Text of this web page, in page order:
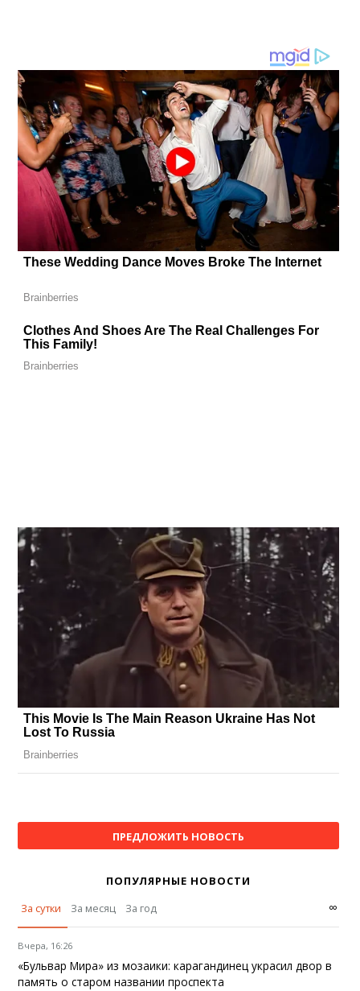
ПРЕДЛОЖИТЬ НОВОСТЬ
ПОПУЛЯРНЫЕ НОВОСТИ
За сутки
За месяц За год ∞
Вчера, 16:26
«Бульвар Мира» из мозаики: карагандинец украсил двор в
память о старом названии проспекта